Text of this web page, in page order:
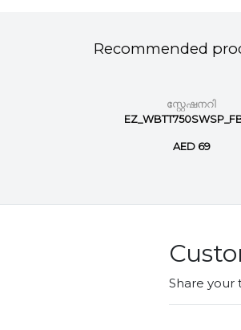
Recommended
സ്റ്റേഷനറി
AED 69
Share